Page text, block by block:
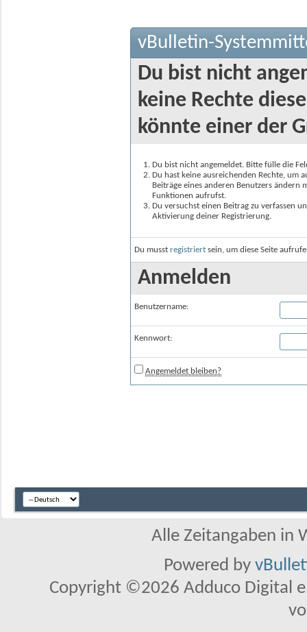
vBulletin-
Du bist nicht
keine Rechte
könnte einer der
Du bist nicht angemeldet. Bitte fülle die
Du hast keine ausreichenden Rechte, um
Beiträge eines anderen Benutzers
Funktionen aufrufst.
Du versuchst einen Beitrag zu verfassen
Aktivierung deiner Registrierung.
Du musst registriert sein, um diese Seite
Anmelden
Benutzername:
Kennwort:
Angemeldet bleiben?
Alle Zeitangaben in
Powered by
Copyright ©2026 Adduco Digital